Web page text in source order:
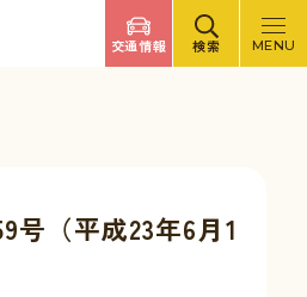
交通情報 検索 MENU
号（平成23年6月1